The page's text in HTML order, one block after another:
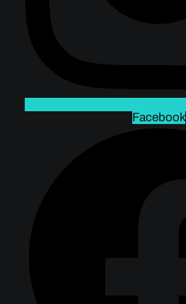
Facebook